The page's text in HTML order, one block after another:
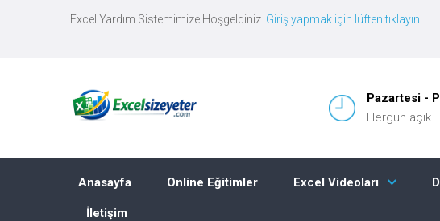
Excel Yardım Sistemimize Hoşgeldiniz. Giriş yapmak için lüften tıklayın!
Pazartesi -
Hergün açık
Anasayfa Online Eğitimler Excel Videoları
İletişim